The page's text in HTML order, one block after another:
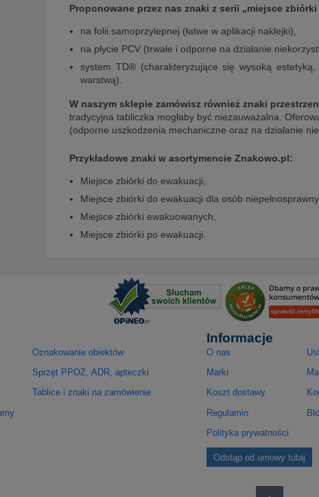
Proponowane przez nas znaki z serii „miejsce
na folii samoprzylepnej (łatwe w aplikacji naklejki),
na płycie PCV (trwałe i odporne na działanie
system TD® (charakteryzujące się wysoką
warstwą).
W naszym sklepie zamówisz również znaki
tradycyjna tabliczka mogłaby być niezauważalna.
(odporne uszkodzenia mechaniczne oraz na działanie
Przykładowe znaki w asortymencie Znakowo.pl:
Miejsce zbiórki do ewakuacji,
Miejsce zbiórki do ewakuacji dla osób
Miejsce zbiórki ewakuowanych,
Miejsce zbiórki po ewakuacji.
Oznakowanie obiektów
Sprzęt PPOŻ, ADR, apteczki
Tablice i znaki na zamówienie
Informacje
O nas
Marki
Koszt dostawy
Regulamin
Polityka prywatności
Odstąp od umowy tutaj